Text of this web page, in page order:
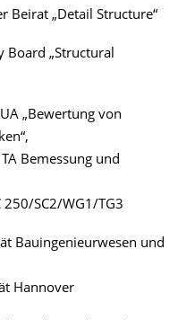
Beirat „Detail Structure“
Board „Structural
„Bewertung von
Bemessung und
250/SC2/WG1/TG3
Bauingenieurwesen und
Hannover